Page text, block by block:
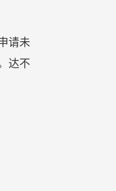
请未
达不